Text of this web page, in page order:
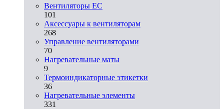
Вентиляторы EC
101
Аксессуары к вентиляторам
268
Управление вентиляторами
70
Нагревательные маты
9
Термоиндикаторные этикетки
36
Нагревательные элементы
331